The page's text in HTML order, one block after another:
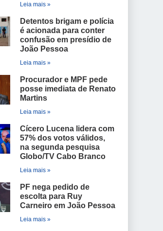
Leia mais »
Detentos brigam e polícia
é acionada para conter
confusão em presídio de
João Pessoa
Leia mais »
Procurador e MPF pede
posse imediata de Renato
Martins
Leia mais »
Cícero Lucena lidera com
57% dos votos válidos,
na segunda pesquisa
Globo/TV Cabo Branco
Leia mais »
PF nega pedido de
escolta para Ruy
Carneiro em João Pessoa
Leia mais »